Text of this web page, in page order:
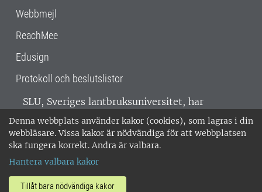
Denna webbplats använder kakor (cookies), som lagras i din
webbläsare. Vissa kakor är nödvändiga för att webbplatsen
ska fungera korrekt. Andra är valbara.
Hantera valbara kakor
Tillåt bara nödvändiga kakor
Webbmejl
ReachMee
Edusign
Protokoll och beslutslistor
SLU, Sveriges lantbruksuniversitet, har
verksamhet över hela Sverige. Huvudorter är
Alnarp, Uppsala och Umeå.SLU är
miljöcertifierat enligt ISO 14001. •
018-67 10 00 • Org nr: 202100-2817 •
Om SLU:s webbplatser